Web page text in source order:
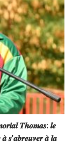
𝑻𝒉𝒐𝒎𝒂𝒔: 𝒍𝒆
𝒔’𝒂𝒃𝒓𝒆𝒖𝒗𝒆𝒓 𝒂̀ 𝒍𝒂